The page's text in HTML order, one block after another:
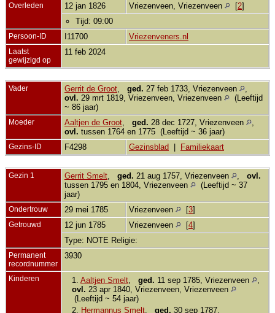
Overleden 12 jan 1826 Vriezenveen, Vriezenveen [2]
Tijd: 09:00
Persoon-ID I11700 Vriezenveners.nl
Laatst
gewijzigd op
11 feb 2024
Vader Gerrit de Groot ged. 27 feb 1733, Vriezenveen
ovl. 29 mrt 1819, Vriezenveen, Vriezenveen
(Leeftijd
~ 86 jaar)
Moeder Aaltjen de Groot ged. 28 dec 1727, Vriezenveen
ovl. tussen 1764 en 1775 (Leeftijd ~ 36 jaar)
Gezins-ID F4298 Gezinsblad Familiekaart
Gezin 1 Gerrit Smelt ged. 21 aug 1757, Vriezenveen
ovl.
tussen 1795 en 1804, Vriezenveen
(Leeftijd ~ 37
jaar)
Ondertrouw 29 mei 1785 Vriezenveen [3]
Getrouwd 12 jun 1785 Vriezenveen [4]
Type: NOTE Religie:
Permanent
recordnummer
3930
Kinderen 1. Aaltjen Smelt ged. 11 sep 1785, Vriezenveen
ovl. 23 apr 1840, Vriezenveen, Vriezenveen
(Leeftijd ~ 54 jaar)
2.
Hermannus Smelt ged. 30 sep 1787,